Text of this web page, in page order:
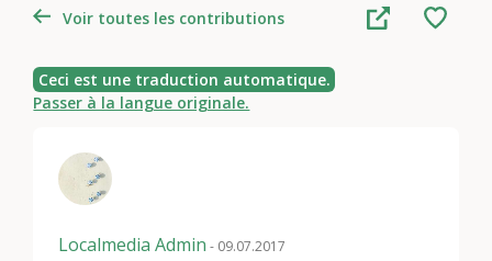
Voir toutes les contributions
Ceci est une traduction automatique.
Passer à la langue originale.
Localmedia Admin - 09.07.2017